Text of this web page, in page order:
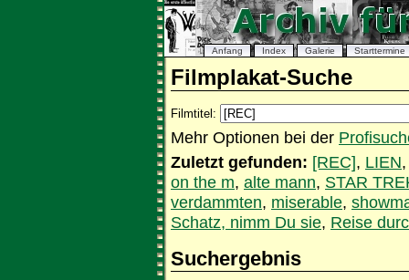
Anfang Index Galerie Starttermine
Filmplakat-Suche
Filmtitel:
Mehr Optionen bei der
Zuletzt gefunden: [REC], LIEN
on the m, alte mann, STAR
verdammten, miserable,
Schatz, nimm Du sie, Reise
Suchergebnis